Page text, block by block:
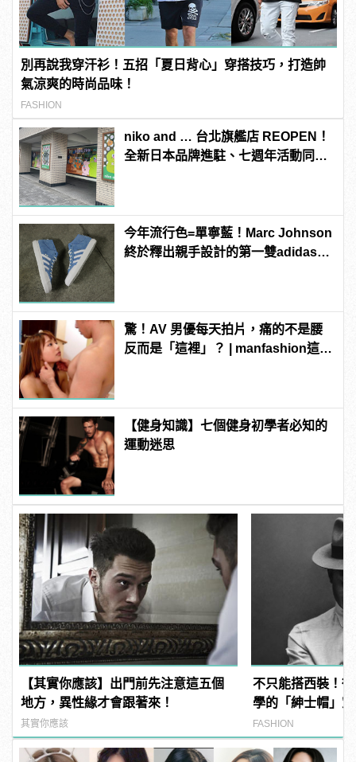
別再說我穿汗衫！五招「夏日背心」穿搭技巧，打造帥
氣涼爽的時尚品味！
FASHION
niko and … 台北旗艦店 REOPEN！
全新日本品牌進駐、七週年活動同步
今年流行色=單寧藍！Marc Johnson
終於釋出親手設計的第一雙adidas滑
驚！AV 男優每天拍片，痛的不是腰
反而是「這裡」？ | manfashion這樣
【健身知識】七個健身初學者必知的
運動迷思
【其實你應該】出門前先注意這五個
地方，異性緣才會跟著來！
其實你應該
不只能搭西裝！
學的「紳士帽」
FASHION